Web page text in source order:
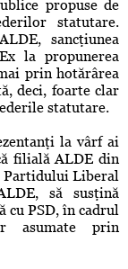
propuse de
statutare.
sancţiunea
la propunerea
prin hotărârea
deci, foarte clar
statutare.
la vârf ai
filială ALDE din
Partidului Liberal
să susţină
cu PSD, în cadrul
asumate prin